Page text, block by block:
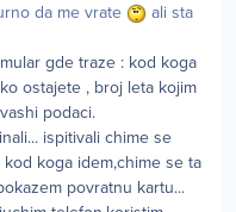
da me vrate
ali sta
gde traze : kod koga
ostajete , broj leta kojim
podaci.
ispitivali chime se
koga idem,chime se ta
povratnu kartu...